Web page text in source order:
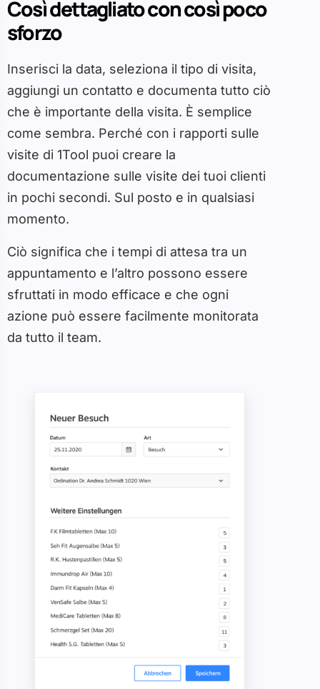
Così dettagliato con così poco
sforzo
Inserisci la data, seleziona il tipo di visita,
aggiungi un contatto e documenta tutto ciò
che è importante della visita. È semplice
come sembra. Perché con i rapporti sulle
visite di 1Tool puoi creare la
documentazione sulle visite dei tuoi clienti
in pochi secondi. Sul posto e in qualsiasi
momento.
Ciò significa che i tempi di attesa tra un
appuntamento e l’altro possono essere
sfruttati in modo efficace e che ogni
azione può essere facilmente monitorata
da tutto il team.